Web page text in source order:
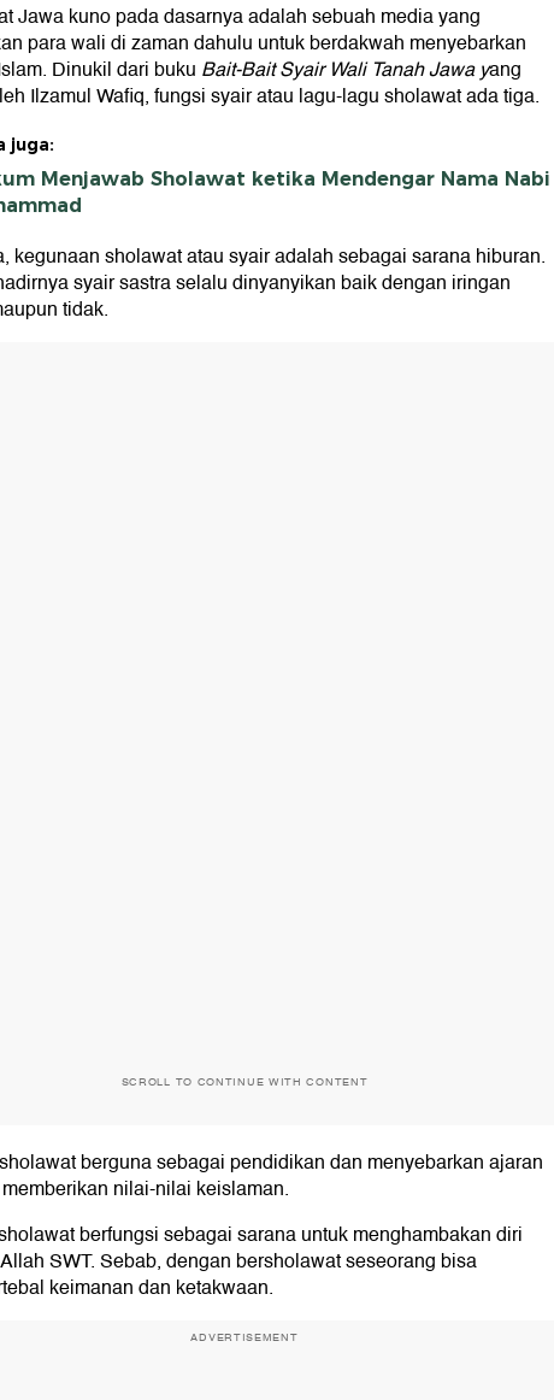
Jawa kuno pada dasarnya adalah sebuah media yang
para wali di zaman dahulu untuk berdakwah menyebarkan
Dinukil dari buku Bait-Bait Syair Wali Tanah Jawa yang
Ilzamul Wafiq, fungsi syair atau lagu-lagu sholawat ada tiga.
juga:
Menjawab Sholawat ketika Mendengar Nama Nabi
kegunaan sholawat atau syair adalah sebagai sarana hiburan.
syair sastra selalu dinyanyikan baik dengan iringan
tidak.
SCROLL TO CONTINUE WITH CONTENT
berguna sebagai pendidikan dan menyebarkan ajaran
nilai-nilai keislaman.
berfungsi sebagai sarana untuk menghambakan diri
SWT. Sebab, dengan bersholawat seseorang bisa
keimanan dan ketakwaan.
ADVERTISEMENT